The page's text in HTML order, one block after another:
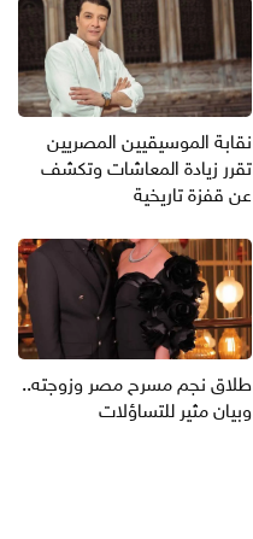
نقابة الموسيقيين المصريين
تقرر زيادة المعاشات وتكشف
عن قفزة تاريخية
طلاق نجم مسرح مصر وزوجته..
وبيان مثير للتساؤلات